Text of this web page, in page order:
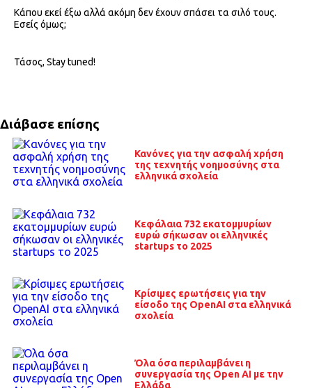
Κάπου εκεί έξω αλλά ακόμη δεν έχουν σπάσει τα σιλό τους.
Εσείς όμως;
Τάσος, Stay tuned!
Διάβασε επίσης
Κανόνες για την ασφαλή χρήση
της τεχνητής νοημοσύνης στα
ελληνικά σχολεία
Κεφάλαια 732 εκατομμυρίων
ευρώ σήκωσαν οι ελληνικές
startups το 2025
Κρίσιμες ερωτήσεις για την
είσοδο της OpenAI στα ελληνικά
σχολεία
Όλα όσα περιλαμβάνει η
συνεργασία της Open AI με την
Ελλάδα